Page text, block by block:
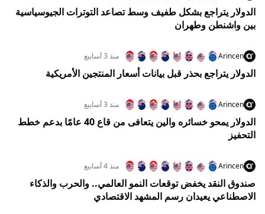
الدولار يتراجع بشكل طفيف وسط تصاعد التوترات الجيوسياسية
بين واشنطن وطهران
Arincen منذ 3 أسابيع
الدولار يتراجع بحذر قبل بيانات أسعار المنتجين الأمريكية
Arincen منذ 3 أسابيع
الدولار يمحو خسائره والين يتعافى من قاع 40 عامًا بدعم خطط
التحفيز
Arincen منذ 4 أسابيع
صندوق النقد يخفض توقعات النمو العالمي.. والحرب والذكاء
الاصطناعي يعيدان رسم المشهد الاقتصادي